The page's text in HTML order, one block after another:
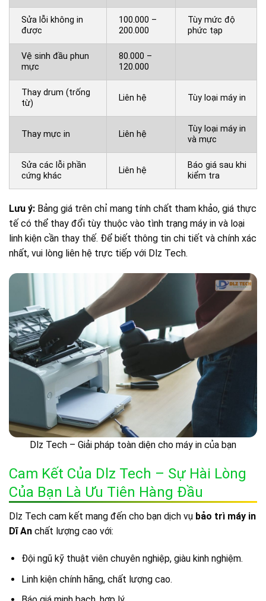
Sửa lỗi không in
được
100.000 –
200.000
Tùy mức độ
phức tạp
Vệ sinh đầu phun
mực
80.000 –
120.000
Thay drum (trống
từ)
Liên hệ Tùy loại máy in
Thay mực in Liên hệ
Tùy loại máy in
và mực
Sửa các lỗi phần
cứng khác
Liên hệ
Báo giá sau khi
kiểm tra
Lưu ý: Bảng giá trên chỉ mang tính chất tham khảo, giá thực
tế có thể thay đổi tùy thuộc vào tình trạng máy in và loại
linh kiện cần thay thế. Để biết thông tin chi tiết và chính xác
nhất, vui lòng liên hệ trực tiếp với Dlz Tech.
Dlz Tech – Giải pháp toàn diện cho máy in của bạn
Cam Kết Của Dlz Tech – Sự Hài Lòng
Của Bạn Là Ưu Tiên Hàng Đầu
Dlz Tech cam kết mang đến cho bạn dịch vụ bảo trì máy in
Dĩ An chất lượng cao với:
Đội ngũ kỹ thuật viên chuyên nghiệp, giàu kinh nghiệm.
Linh kiện chính hãng, chất lượng cao.